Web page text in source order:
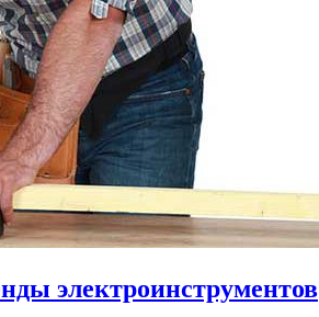
электроинструментов